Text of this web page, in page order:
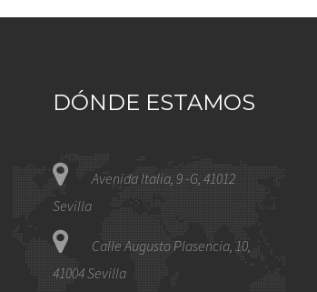
DÓNDE ESTAMOS
Avenida Italia, 9 -G, 41012
Sevilla
Calle Augusto Plasencia, 10,
41004 Sevilla